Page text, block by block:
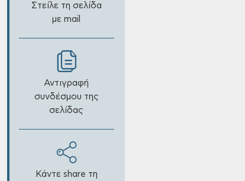
Στείλε τη σελίδα
με mail
Αντιγραφή
συνδέσμου της
σελίδας
Κάντε share τη